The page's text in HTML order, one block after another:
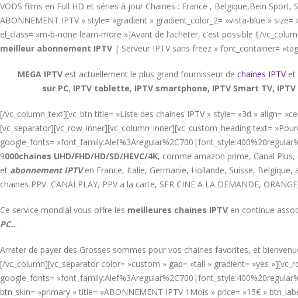
VODS films en Full HD et séries à jour Chaines : France , Belgique,Bein
ABONNEMENT IPTV » style= »gradient » gradient_color_2= »vista-blue »
el_class= »m-b-none learn-more »]Avant de l’acheter, c’est possible ![/
meilleur abonnement IPTV | Serveur IPTV sans freez » font_container=
MEGA IPTVest actuellement le plus grand fournisseur de chaines IPTVet
sur PC, IPTV tablette, IPTV smartphone, IPTV Smart TV, IPTV
[/vc_column_text][vc_btn title= »Liste des chaines IPTV » style= »3d » align=
[vc_separator][vc_row_inner][vc_column_inner][vc_custom_heading text=
google_fonts=
9000chaines UHD/FHD/HD/SD/HEVC/4K, comme amazon prime, Canal
et abonnement IPTVen France, Italie, Germanie, Hollande, Suisse, Belgique,
chaines PPV CANALPLAY, PPV a la carte, SFR CINE A LA DEMANDE,
Ce service mondial vous offre les meilleures chaines IPTV en continue
PC...
Arreter de payer des Grosses sommes pour vos chaines favorites, et
[/vc_column][vc_separator color= »custom » gap= »tall » gradient= »yes
google_fonts=
btn_skin= »primary » title= »ABONNEMENT IPTV 1Mois » price= »15€ »